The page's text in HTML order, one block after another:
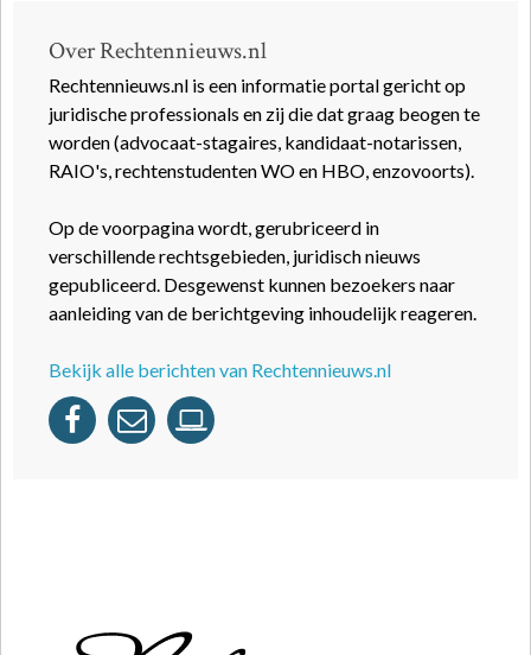
Over Rechtennieuws.nl
Rechtennieuws.nl is een informatie portal gericht op
juridische professionals en zij die dat graag beogen te
worden (advocaat-stagaires, kandidaat-notarissen,
RAIO's, rechtenstudenten WO en HBO, enzovoorts).
Op de voorpagina wordt, gerubriceerd in
verschillende rechtsgebieden, juridisch nieuws
gepubliceerd. Desgewenst kunnen bezoekers naar
aanleiding van de berichtgeving inhoudelijk reageren.
Bekijk alle berichten van Rechtennieuws.nl